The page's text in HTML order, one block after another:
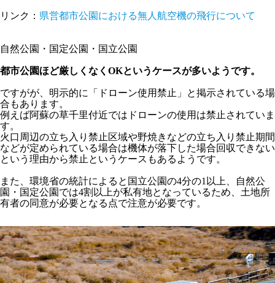
リンク： 県営都市公園における無人航空機の飛行について
自然公園・国定公園・国立公園
都市公園ほど厳しくなくOKというケースが多いようです。
ですがが、明示的に「ドローン使用禁止」と掲示されている場
合もあります。
例えば阿蘇の草千里付近ではドローンの使用は禁止されていま
す。
火口周辺の立ち入り禁止区域や野焼きなどの立ち入り禁止期間
などが定められている場合は機体が落下した場合回収できない
という理由から禁止というケースもあるようです。
また、環境省の統計によると国立公園の4分の1以上、自然公
園・国定公園では4割以上が私有地となっているため、土地所
有者の同意が必要となる点で注意が必要です。